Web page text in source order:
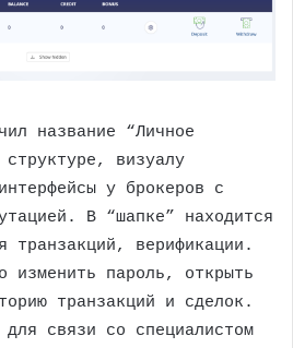
название “Личное
визуалу
у брокеров с
В “шапке” находится
транзакций, верификации.
изменить пароль, открыть
транзакций и сделок.
для связи со специалистом